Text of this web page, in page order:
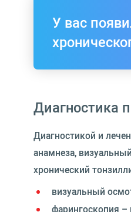
У вас
Диагностика
Диагностикой и
анамнеза,
хронический
визуальный
фарингоскопия